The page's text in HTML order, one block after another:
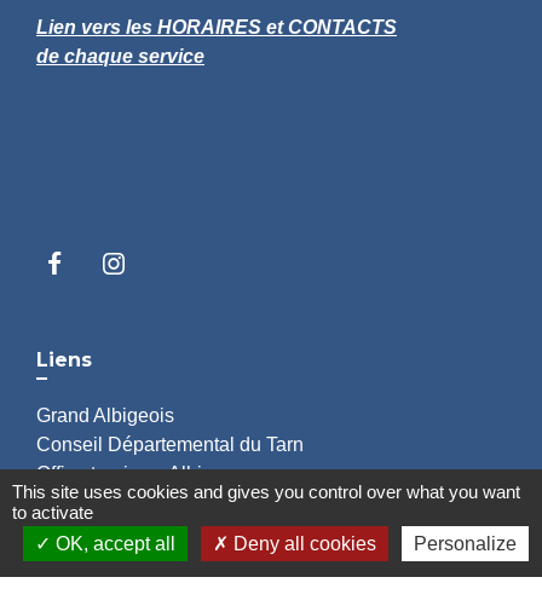
Lien vers les HORAIRES et CONTACTS
de chaque service
Liens
Grand Albigeois
Conseil Départemental du Tarn
Office tourisme Albi
Comité Départemental Tourisme
Mentions légales - Politique de confidentialité -
This site uses cookies and gives you control over what you want
to activate
OK, accept all
Deny all cookies Personalize